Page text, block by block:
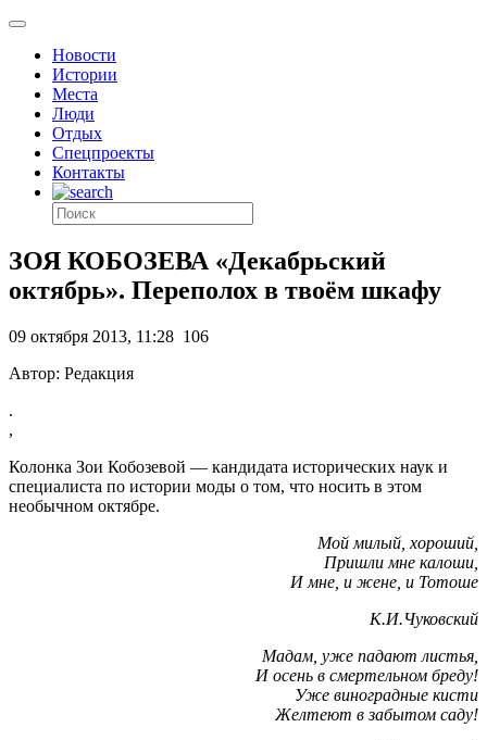
Новости
Истории
Места
Люди
Отдых
Спецпроекты
Контакты
ЗОЯ КОБОЗЕВА «Декабрьский
октябрь». Переполох в твоём шкафу
09 октября 2013, 11:28 106
Автор: Редакция
.
,
Колонка Зои Кобозевой — кандидата исторических наук и
специалиста по истории моды о том, что носить в этом
необычном октябре.
Мой милый, хороший,
Пришли мне калоши,
И мне, и жене, и Тотоше
К.И.Чуковский
Мадам, уже падают листья,
И осень в смертельном бреду!
Уже виноградные кисти
Желтеют в забытом саду!